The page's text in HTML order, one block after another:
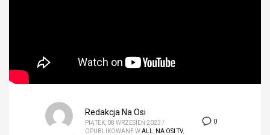
0
Redakcja Na Osi
PIĄTEK, 08 WRZESIEŃ 2023 /
OPUBLIKOWANE WALL NA OSI TV,